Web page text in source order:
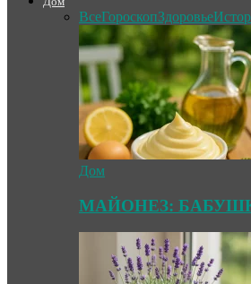
ВсеГороскопЗдоровье
Дом
МАЙОНЕЗ: